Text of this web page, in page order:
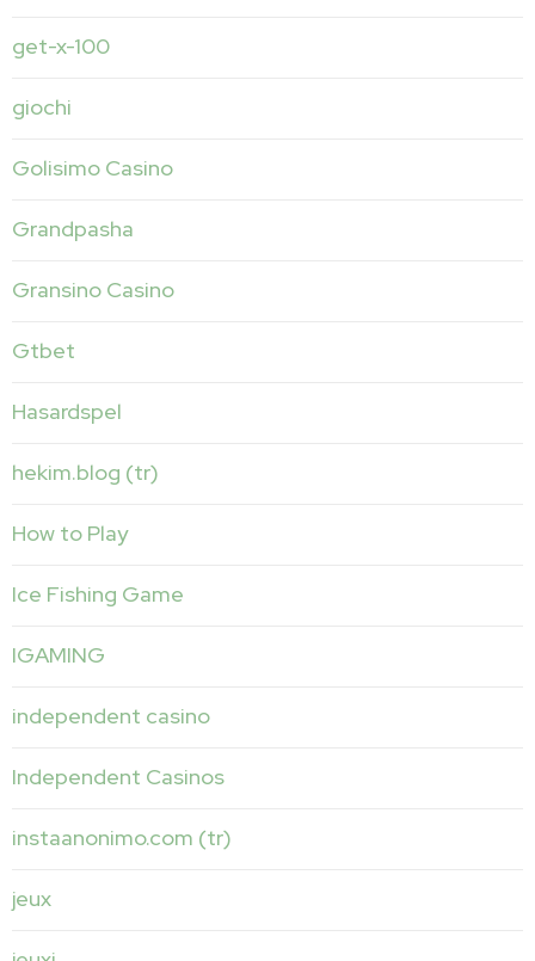
get-x-100
giochi
Golisimo Casino
Grandpasha
Gransino Casino
Gtbet
Hasardspel
hekim.blog (tr)
How to Play
Ice Fishing Game
IGAMING
independent casino
Independent Casinos
instaanonimo.com (tr)
jeux